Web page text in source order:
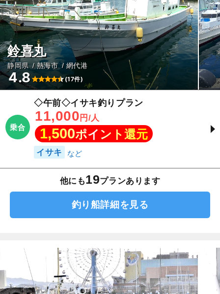
鈴喜丸
静岡県 熱海市 網代港
4.8 (17件)
乗合
◇午前◇イサキ釣りプラン
11,000 円/人
1,500ポイント還元
イサキ
他にも19プランあります
釣り船詳細を見る